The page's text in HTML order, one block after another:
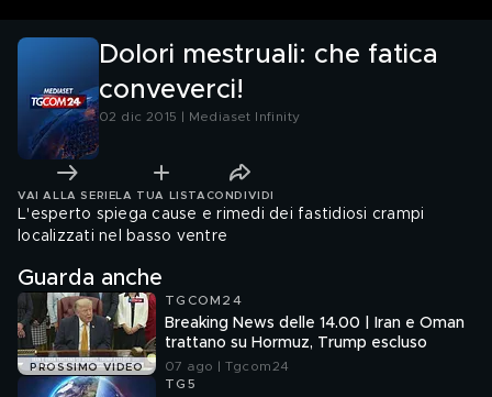
Dolori mestruali: che fatica
conveverci!
02 dic 2015 | Mediaset Infinity
VAI ALLA SERIE LA TUA LISTA CONDIVIDI
L'esperto spiega cause e rimedi dei fastidiosi crampi
localizzati nel basso ventre
Guarda anche
PROSSIMO VIDEO
TGCOM24
Breaking News delle 14.00 | Iran e Oman
trattano su Hormuz, Trump escluso
07 ago | Tgcom24
TG5